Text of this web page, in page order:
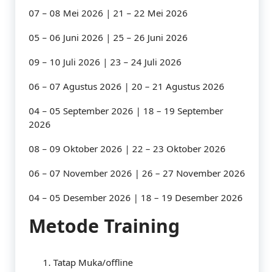
07 – 08 Mei 2026 | 21 – 22 Mei 2026
05 – 06 Juni 2026 | 25 – 26 Juni 2026
09 – 10 Juli 2026 | 23 – 24 Juli 2026
06 – 07 Agustus 2026 | 20 – 21 Agustus 2026
04 – 05 September 2026 | 18 – 19 September
2026
08 – 09 Oktober 2026 | 22 – 23 Oktober 2026
06 – 07 November 2026 | 26 – 27 November 2026
04 – 05 Desember 2026 | 18 – 19 Desember 2026
Metode Training
Tatap Muka/offline